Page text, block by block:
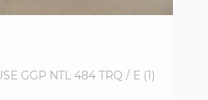
GGP NTL 484 TRQ / E (1)